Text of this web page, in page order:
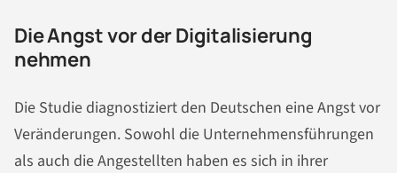
Die Angst vor der Digitalisierung
nehmen
Die Studie diagnostiziert den Deutschen eine Angst vor
Veränderungen. Sowohl die Unternehmensführungen
als auch die Angestellten haben es sich in ihrer